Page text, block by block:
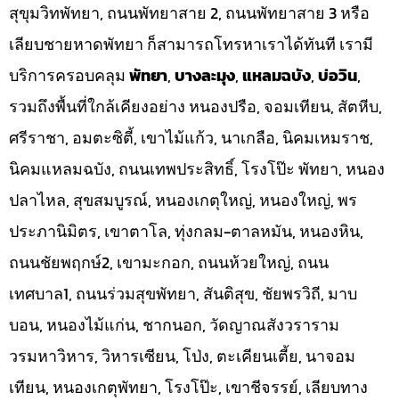
สุขุมวิทพัทยา, ถนนพัทยาสาย 2, ถนนพัทยาสาย 3 หรือ
เลียบชายหาดพัทยา ก็สามารถโทรหาเราได้ทันที เรามี
บริการครอบคลุมพัทยา,บางละมุง,แหลมฉบัง,บ่อวิน,
รวมถึงพื้นที่ใกล้เคียงอย่าง หนองปรือ, จอมเทียน, สัตหีบ,
ศรีราชา, อมตะซิตี้, เขาไม้แก้ว, นาเกลือ, นิคมเหมราช,
นิคมแหลมฉบัง, ถนนเทพประสิทธิ์, โรงโป๊ะ พัทยา, หนอง
ปลาไหล, สุขสมบูรณ์, หนองเกตุใหญ่, หนองใหญ่, พร
ประภานิมิตร, เขาตาโล, ทุ่งกลม-ตาลหมัน, หนองหิน,
ถนนชัยพฤกษ์2, เขามะกอก, ถนนห้วยใหญ่, ถนน
เทศบาล1, ถนนร่วมสุขพัทยา, สันติสุข, ชัยพรวิถี, มาบ
บอน, หนองไม้แก่น, ชากนอก, วัดญาณสังวราราม
วรมหาวิหาร, วิหารเซียน, โป่ง, ตะเคียนเตี้ย, นาจอม
เทียน, หนองเกตุพัทยา, โรงโป๊ะ, เขาชีจรรย์, เลียบทาง